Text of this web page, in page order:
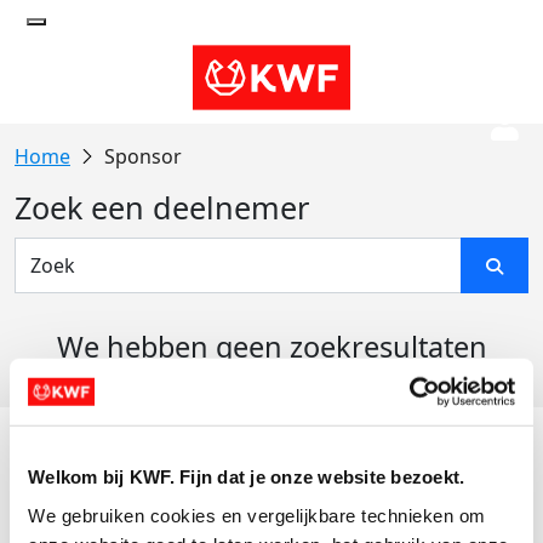
Welkom bij KWF. Fijn dat je onze website bezoekt.
We gebruiken cookies en vergelijkbare technieken om
Sponsor
Zoek een deelnemer
We hebben geen zoekresultaten
Actiematerialen
Evenementen